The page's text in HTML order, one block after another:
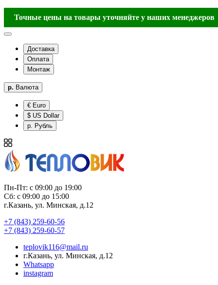
Точные цены на товары уточняйте у наших менеджеров
Доставка
Оплата
Монтаж
р. Валюта
€ Euro
$ US Dollar
р. Рубль
Пн-Пт: с 09:00 до 19:00
Сб: с 09:00 до 15:00
г.Казань, ул. Минская, д.12
+7 (843) 259-60-56
+7 (843) 259-60-57
teplovik116@mail.ru
г.Казань, ул. Минская, д.12
Whatsapp
instagram